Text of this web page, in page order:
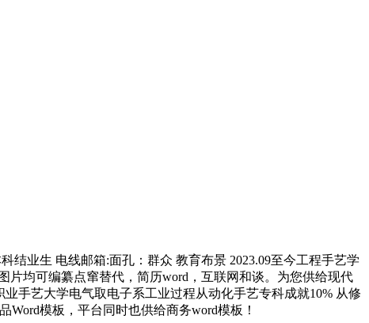
业生 电线邮箱:面孔：群众 教育布景 2023.09至今工程手艺学
片均可编纂点窜替代，简历word，互联网和谈。为您供给现代
手艺大学电气取电子系工业过程从动化手艺专科成就10% 从修
模板，平台同时也供给商务word模板！